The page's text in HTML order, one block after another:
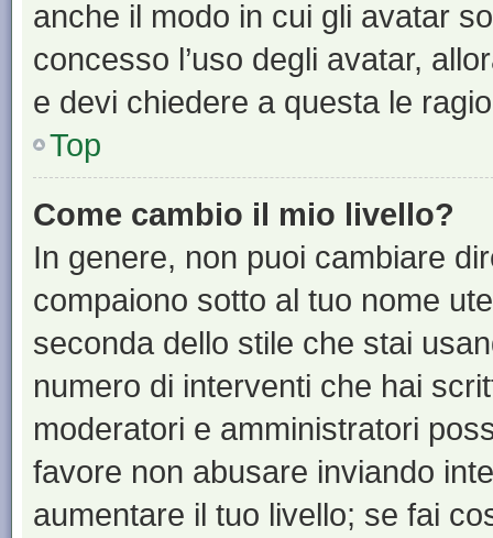
anche il modo in cui gli avatar
concesso l’uso degli avatar,
e devi chiedere a questa le
Top
Come cambio il mio livello?
In genere, non puoi cambiare
compaiono sotto al tuo nome
seconda dello stile che stai
numero di interventi che hai
moderatori e amministratori
favore non abusare inviando
aumentare il tuo livello; se fai